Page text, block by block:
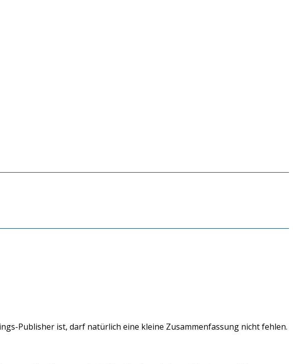
Publisher ist, darf natürlich eine kleine Zusammenfassung nicht fehlen.